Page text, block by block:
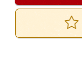
無料貸し出し